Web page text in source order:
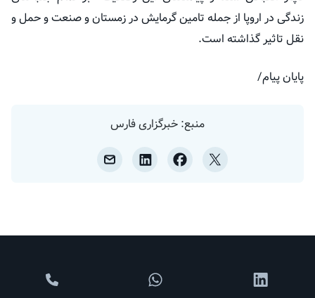
زندگی در اروپا از جمله تامین گرمایش در زمستان و صنعت و حمل و
نقل تاثیر گذاشته است.
پایان پیام/
منبع: خبرگزاری فارس